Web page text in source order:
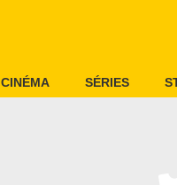
CINÉMA SÉRIES